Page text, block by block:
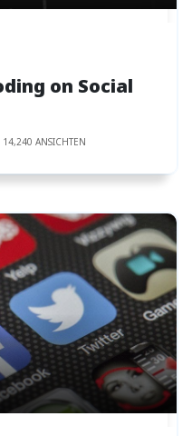
on Social
14,240 ANSICHTEN